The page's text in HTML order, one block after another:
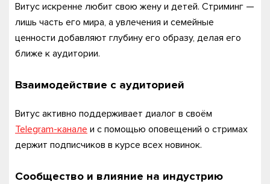
Витус искренне любит свою жену и детей. Стриминг —
лишь часть его мира, а увлечения и семейные
ценности добавляют глубину его образу, делая его
ближе к аудитории.
Взаимодействие с аудиторией
Витус активно поддерживает диалог в своём
Telegram-канале и с помощью оповещений о стримах
держит подписчиков в курсе всех новинок.
Сообщество и влияние на индустрию